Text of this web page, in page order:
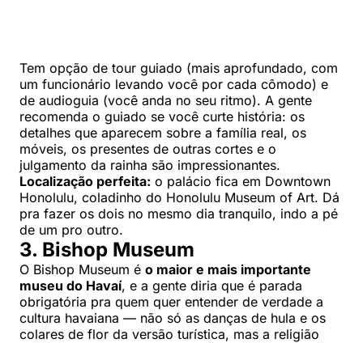
Tem opção de tour guiado (mais aprofundado, com
um funcionário levando você por cada cômodo) e
de audioguia (você anda no seu ritmo). A gente
recomenda o guiado se você curte história: os
detalhes que aparecem sobre a família real, os
móveis, os presentes de outras cortes e o
julgamento da rainha são impressionantes.
Localização perfeita: o palácio fica em Downtown
Honolulu, coladinho do Honolulu Museum of Art. Dá
pra fazer os dois no mesmo dia tranquilo, indo a pé
de um pro outro.
3. Bishop Museum
O Bishop Museum é o maior e mais importante
museu do Havaí, e a gente diria que é parada
obrigatória pra quem quer entender de verdade a
cultura havaiana — não só as danças de hula e os
colares de flor da versão turística, mas a religião